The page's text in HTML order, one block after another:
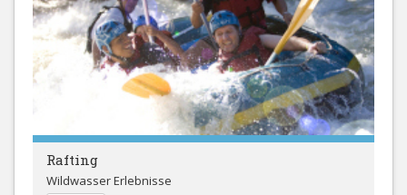
Rafting
Wildwasser Erlebnisse